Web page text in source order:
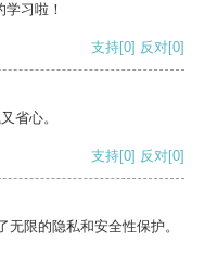
习啦！
支持[0] 反对[0]
省心。
支持[0] 反对[0]
限的隐私和安全性保护。